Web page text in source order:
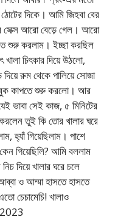
দিকে। আমি জিহবা বের
সেক্স আরো বেড়ে গেল। আরো
শুরু করলাম। ইচ্ছা করছিল
চিৎকার দিয়ে উঠলো,
রুম থেকে পালিয়ে সোজা
বুক কাপতে শুরু করলো। আর
ভাবা সেই কাজ, ৫ মিনিটের
তুই কি তোর খালার ঘরে
হ্যাঁ গিয়েছিলাম। পাশে
গিয়েছিলি? আমি বললাম
দিয়ে খালার ঘরে চলে
ও আম্মা হাসতে হাসতে
চেচামেচি! খালাও